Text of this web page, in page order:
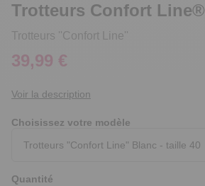
Trotteurs Confort Line®
Trotteurs ''Confort Line''
39,99 €
Voir la description
Choisissez votre modèle
Quantité